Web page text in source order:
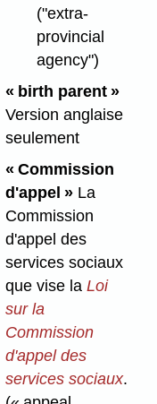
("extra-
provincial
agency")
« birth parent »
Version anglaise
seulement
« Commission
d'appel »La
Commission
d'appel des
services sociaux
que vise la Loi
sur la
Commission
d'appel des
services sociaux.